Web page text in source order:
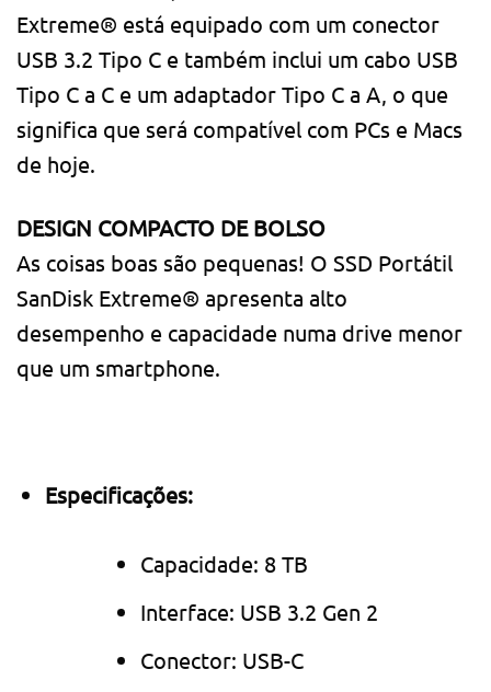
Extreme® está equipado com um conector
USB 3.2 Tipo C e também inclui um cabo USB
Tipo C a C e um adaptador Tipo C a A, o que
significa que será compatível com PCs e Macs
de hoje.
DESIGN COMPACTO DE BOLSO
As coisas boas são pequenas! O SSD Portátil
SanDisk Extreme® apresenta alto
desempenho e capacidade numa drive menor
que um smartphone.
Especificações:
Capacidade: 8 TB
Interface: USB 3.2 Gen 2
Conector: USB-C